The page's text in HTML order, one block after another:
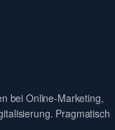
bei Online-Marketing,
Pragmatisch